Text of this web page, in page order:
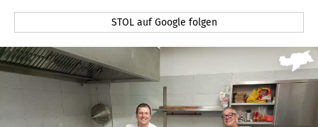
STOL auf Google folgen